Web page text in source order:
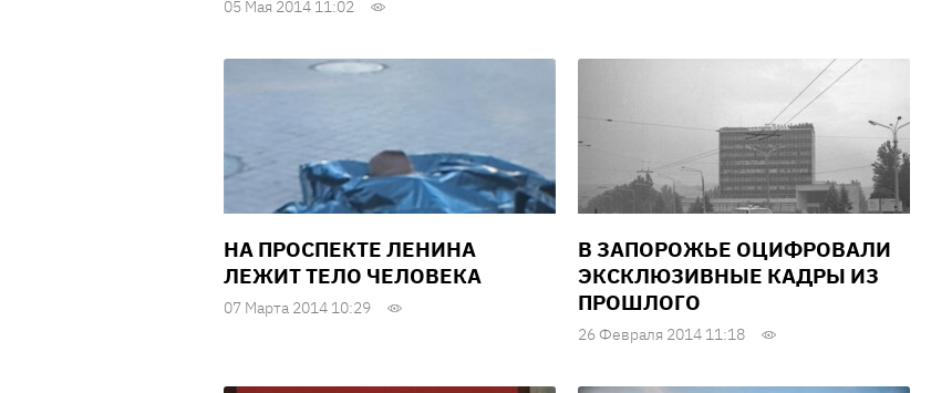
05 Мая 2014 11:02
НА ПРОСПЕКТЕ ЛЕНИНА
ЛЕЖИТ ТЕЛО ЧЕЛОВЕКА
07 Марта 2014 10:29
В ЗАПОРОЖЬЕ ОЦИФРОВАЛИ
ЭКСКЛЮЗИВНЫЕ КАДРЫ ИЗ
ПРОШЛОГО
26 Февраля 2014 11:18